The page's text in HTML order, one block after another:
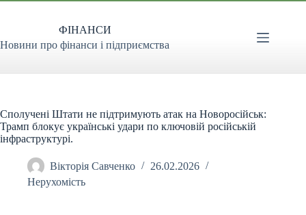
Перейти
ФІНАНСИ
Новини про фінанси і підприємства
Сполучені Штати не підтримують атак на Новоросійськ:
Трамп блокує українські удари по ключовій російській
інфраструктурі.
Вікторія Савченко
26.02.2026
Нерухомість